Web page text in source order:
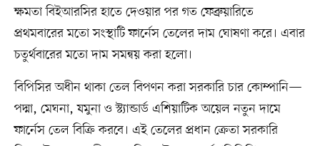
ক্ষমতা বিইআরসির হাতে দেওয়ার পর গত ফেব্রুয়ারিতে
প্রথমবারের মতো সংস্থাটি ফার্নেস তেলের দাম ঘোষণা করে। এবার
চতুর্থবারের মতো দাম সমন্বয় করা হলো।
বিপিসির অধীন থাকা তেল বিপণন করা সরকারি চার কোম্পানি—
পদ্মা, মেঘনা, যমুনা ও স্ট্যান্ডার্ড এশিয়াটিক অয়েল নতুন দামে
ফার্নেস তেল বিক্রি করবে। এই তেলের প্রধান ক্রেতা সরকারি